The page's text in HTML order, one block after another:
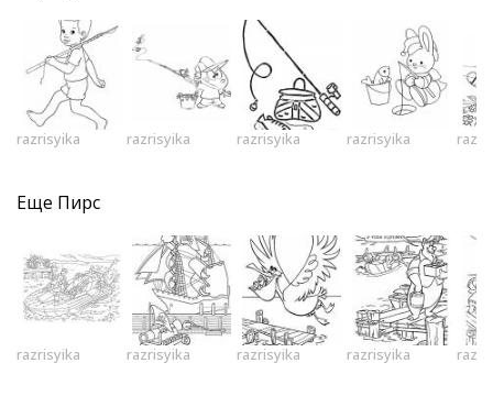
razrisyika razrisyika razrisyika razrisyika
Еще Пирс
razrisyika razrisyika razrisyika razrisyika